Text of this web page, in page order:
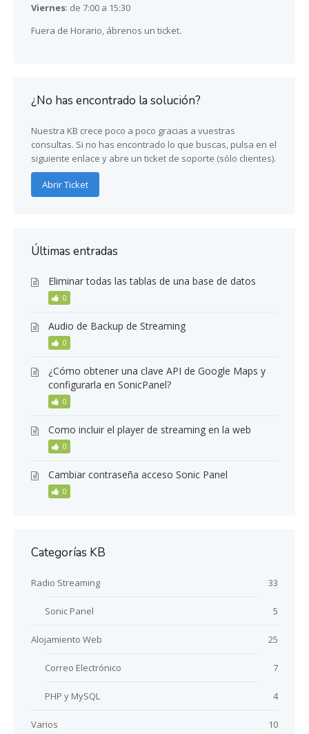
Viernes: de 7:00 a 15:30
Fuera de Horario, ábrenos un ticket.
¿No has encontrado la solución?
Nuestra KB crece poco a poco gracias a vuestras
consultas. Si no has encontrado lo que buscas, pulsa en el
siguiente enlace y abre un ticket de soporte (sólo clientes).
Abrir Ticket
Últimas entradas
Eliminar todas las tablas de una base de datos
0
Audio de Backup de Streaming
0
¿Cómo obtener una clave API de Google Maps y
configurarla en SonicPanel?
0
Como incluir el player de streaming en la web
0
Cambiar contraseña acceso Sonic Panel
0
Categorías KB
Radio Streaming 33
Sonic Panel 5
Alojamiento Web 25
Correo Electrónico 7
PHP y MySQL 4
Varios 10